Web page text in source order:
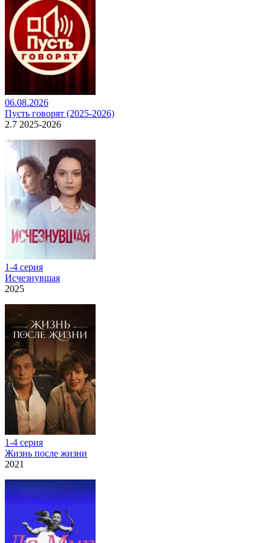
06.08.2026
Пусть говорят (2025-2026)
2.7 2025-2026
1-4 серия
Исчезнувшая
2025
1-4 серия
Жизнь после жизни
2021